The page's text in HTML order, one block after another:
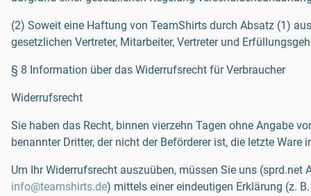
(2) Soweit eine Haftung von TeamShirts durch Absatz (1)
gesetzlichen Vertreter, Mitarbeiter, Vertreter und
§ 8 Information über das Widerrufsrecht für Verbraucher
Widerrufsrecht
Sie haben das Recht, binnen vierzehn Tagen ohne Angabe
benannter Dritter, der nicht der Beförderer ist, die letzte
Um Ihr Widerrufsrecht auszuüben, müssen Sie uns (sprd.net
info@teamshirts.de) mittels einer eindeutigen Erklärung (z.